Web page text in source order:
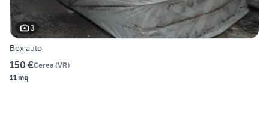
3
Box auto
150 €Cerea (VR)
11 mq